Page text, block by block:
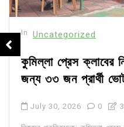
In Uncategorized
কুমিল্লা প্রেস ক্লাবের
জন্য ৩৩ জন প্রার্থী
July 30, 2026 0